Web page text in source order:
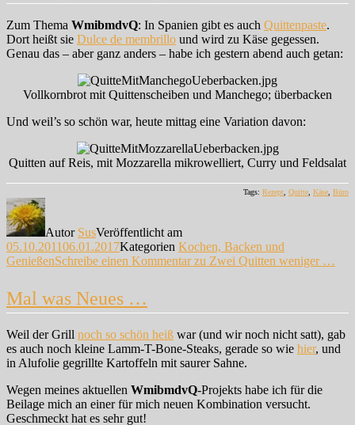
Zum Thema WmibmdvQ: In Spanien gibt es auch Quittenpaste.
Dort heißt sie Dulce de membrillo und wird zu Käse gegessen.
Genau das – aber ganz anders – habe ich gestern abend auch getan:
Vollkornbrot mit Quittenscheiben und Manchego; überbacken
Und weil’s so schön war, heute mittag eine Variation davon:
Quitten auf Reis, mit Mozzarella mikrowelliert, Curry und Feldsalat
Tags: Rezept Quitte Käse Büro
Autor SusVeröffentlicht am
05.10.201106.01.2017Kategorien Kochen, Backen und
GenießenSchreibe einen Kommentarzu Zwei Quitten weniger …
Mal was Neues …
Weil der Grill noch so schön heiß war (und wir noch nicht satt), gab
es auch noch kleine Lamm-T-Bone-Steaks, gerade so wie hier, und
in Alufolie gegrillte Kartoffeln mit saurer Sahne.
Wegen meines aktuellen WmibmdvQ-Projekts habe ich für die
Beilage mich an einer für mich neuen Kombination versucht.
Geschmeckt hat es sehr gut!